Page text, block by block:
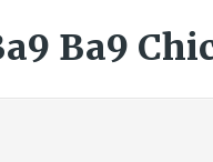
Ba9